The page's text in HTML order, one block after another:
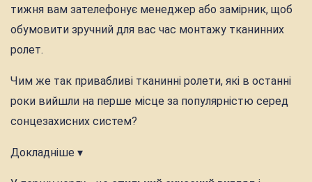
тижня вам зателефонує менеджер або замірник, щоб
обумовити зручний для вас час монтажу тканинних
ролет.
Чим же так привабливі тканинні ролети, які в останні
роки вийшли на перше місце за популярністю серед
сонцезахисних систем?
Докладніше ▾